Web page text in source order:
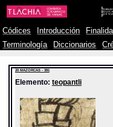
Códices Introducción
Terminología
Diccionarios
20 MAZORCAS - 391
Elemento: teopantli